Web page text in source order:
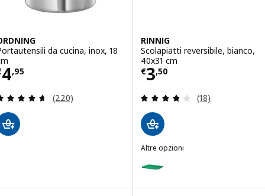
da cucina, inox, 18
4,95 € 4,95
Recensione: 4.6 fuori da 5 stelle. Totale
(220)
RINNIG
Scolapiatti reversibile, bianco,
40x31 cm
€3,50
Prezzo € 3,50
Recensione:
(18)
Altre opzioni